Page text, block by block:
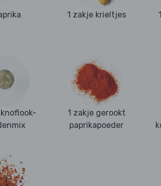
1 zakje krieltjes
1 zakje gerookt
paprikapoeder